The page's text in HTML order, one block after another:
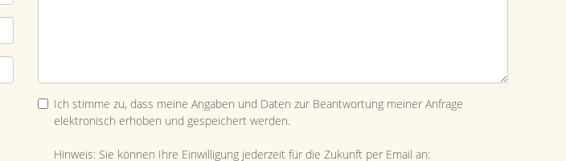
Ich stimme zu, dass meine Angaben und Daten zur Beantwortung meiner Anfrage
elektronisch erhoben und gespeichert werden.
Hinweis: Sie können Ihre Einwilligung jederzeit für die Zukunft per Email an: